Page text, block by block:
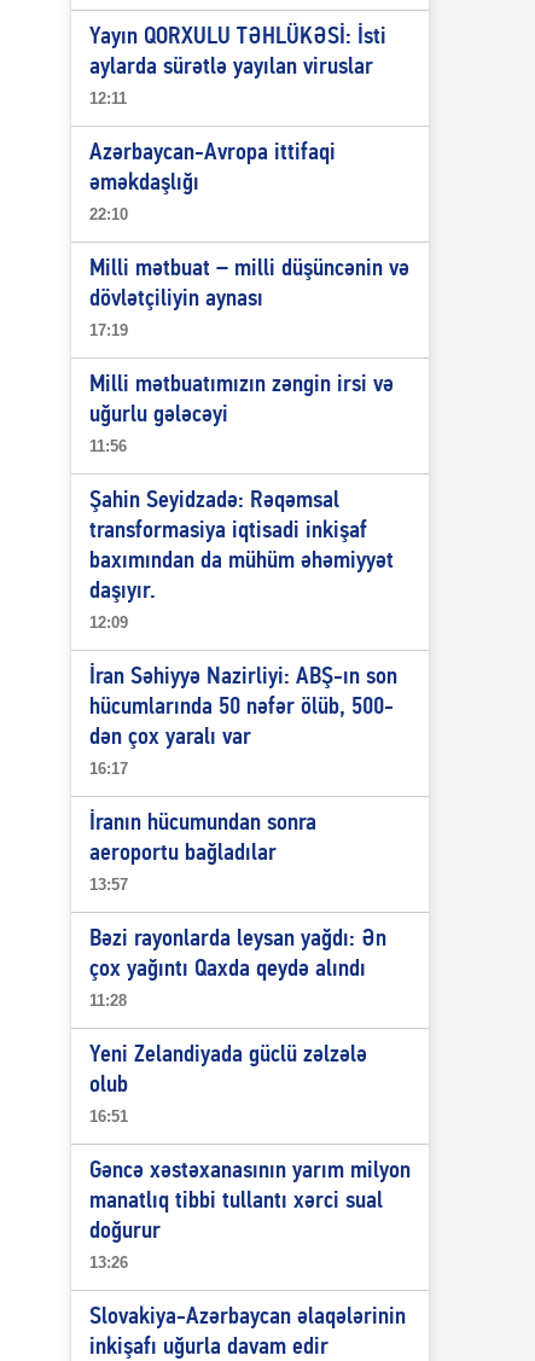
Yayın QORXULU TƏHLÜKƏSİ: İsti
aylarda sürətlə yayılan viruslar
12:11
Azərbaycan-Avropa ittifaqi
əməkdaşlığı
22:10
Milli mətbuat – milli düşüncənin və
dövlətçiliyin aynası
17:19
Milli mətbuatımızın zəngin irsi və
uğurlu gələcəyi
11:56
Şahin Seyidzadə: Rəqəmsal
transformasiya iqtisadi inkişaf
baxımından da mühüm əhəmiyyət
daşıyır.
12:09
İran Səhiyyə Nazirliyi: ABŞ-ın son
hücumlarında 50 nəfər ölüb, 500-
dən çox yaralı var
16:17
İranın hücumundan sonra
aeroportu bağladılar
13:57
Bəzi rayonlarda leysan yağdı: Ən
çox yağıntı Qaxda qeydə alındı
11:28
Yeni Zelandiyada güclü zəlzələ
olub
16:51
Gəncə xəstəxanasının yarım milyon
manatlıq tibbi tullantı xərci sual
doğurur
13:26
Slovakiya-Azərbaycan əlaqələrinin
inkişafı uğurla davam edir